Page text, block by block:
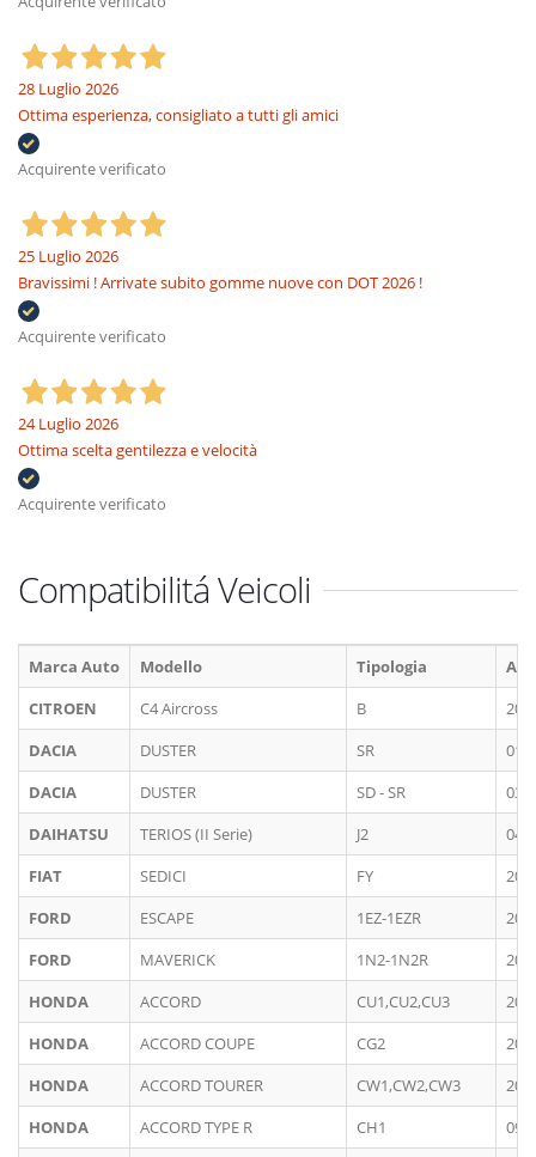
28 Luglio 2026
Ottima esperienza, consigliato a tutti gli amici
Acquirente verificato
25 Luglio 2026
Bravissimi ! Arrivate subito gomme nuove con DOT 2026 !
Acquirente verificato
24 Luglio 2026
Ottima scelta gentilezza e velocità
Acquirente verificato
Compatibilitá Veicoli
Marca Auto Modello Tipologia
CITROEN
C4 Aircross B
DACIA
DUSTER SR
01/
DACIA
DUSTER SD - SR
03/
DAIHATSU
TERIOS (II Serie) J2
04/
FIAT
SEDICI FY
FORD
ESCAPE 1EZ-1EZR
FORD
MAVERICK 1N2-1N2R
HONDA
ACCORD CU1,CU2,CU3
HONDA
ACCORD COUPE CG2
HONDA
ACCORD TOURER CW1,CW2,CW3
HONDA
ACCORD TYPE R CH1
09/